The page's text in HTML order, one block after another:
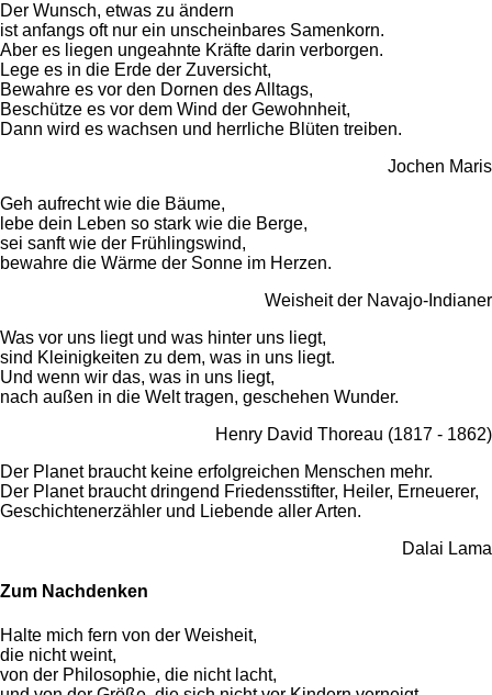
Der Wunsch, etwas zu ändern
ist anfangs oft nur ein unscheinbares Samenkorn.
Aber es liegen ungeahnte Kräfte darin verborgen.
Lege es in die Erde der Zuversicht,
Bewahre es vor den Dornen des Alltags,
Beschütze es vor dem Wind der Gewohnheit,
Dann wird es wachsen und herrliche Blüten treiben.
Jochen Maris
Geh aufrecht wie die Bäume,
lebe dein Leben so stark wie die Berge,
sei sanft wie der Frühlingswind,
bewahre die Wärme der Sonne im Herzen.
Weisheit der Navajo-Indianer
Was vor uns liegt und was hinter uns liegt,
sind Kleinigkeiten zu dem, was in uns liegt.
Und wenn wir das, was in uns liegt,
nach außen in die Welt tragen, geschehen Wunder.
Henry David Thoreau (1817 - 1862)
Der Planet braucht keine erfolgreichen Menschen mehr.
Der Planet braucht dringend Friedensstifter, Heiler, Erneuerer,
Geschichtenerzähler und Liebende aller Arten.
Dalai Lama
Zum Nachdenken
Halte mich fern von der Weisheit,
die nicht weint,
von der Philosophie, die nicht lacht,